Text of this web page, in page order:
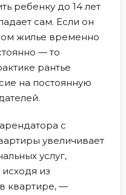
ребенку до 14 лет
сам. Если он
жилье временно
— то
рантье
на постоянную
с
увеличивает
услуг,
из
квартире, —